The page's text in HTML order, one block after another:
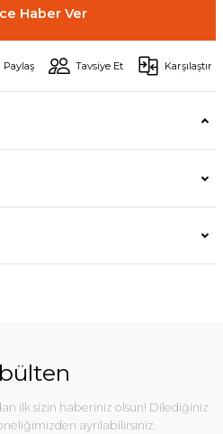
Haber Ver
Tavsiye Et Karşılaştır
ilk sizin haberiniz olsun! Dilediğiniz
ayrılabilirsiniz.